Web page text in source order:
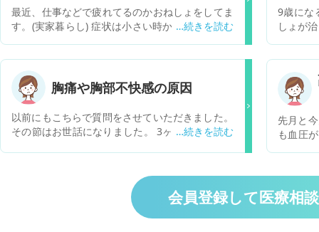
最近、仕事などで疲れてるのかおねしょをしてま
す。(実家暮らし) 症状は小さい時からスイカを食
減りました。なので修学旅行などでは凄く心配し
ました。まぐれなのかその時はしていません。一
時期、親にオムツを履けば？みたいなことは言わ
れました。高校ではしなくなりましたが、高校生
からアルバイトを毎日のようにしていたので物凄
く疲れてるときは失敗しました。私は1度寝てし
まうと眠りが深い為、全然起きません。なので、
トなどで調べてみたのですが、薬などを処方され
ても余り効果が出ないみたいでお金と時間の無駄
とありました。どうしたらいいのでしょうか？寝
9歳にな
しょが
宿があ
と、早
た。 病
もらえ
胸痛や胸部不快感の原因
以前にもこちらで質問をさせていただきました。
その節はお世話になりました。 3ヶ月前から軽度
痛、時々胸部の違和感、息苦しさ、肩甲骨周辺の
痛みなど 冠攣縮性狭心症疑い、心因性胸痛の疑い
でホルター心電図と冠動脈造影CTを実施しまし
た。 ホルター心電図…不整脈ほぼなし 冠動脈CT…
先月と
も血圧
は平均
図では
合コレ
超える
会員登録して医療相